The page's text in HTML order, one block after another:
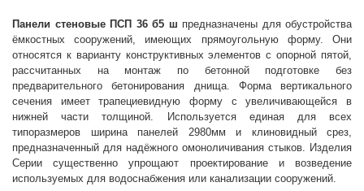
Панели стеновые ПСП 36 б5 ш предназначены для обустройства
ёмкостных сооружений, имеющих прямоугольную форму. Они
относятся к варианту конструктивных элементов с опорной пятой,
рассчитанных на монтаж по бетонной подготовке без
предварительного бетонирования днища. Форма вертикального
сечения имеет трапециевидную форму с увеличивающейся в
нижней части толщиной. Используется единая для всех
типоразмеров ширина панелей 2980мм и клиновидный срез,
предназначенный для надёжного омоноличивания стыков. Изделия
Серии существенно упрощают проектирование и возведение
используемых для водоснабжения или канализации сооружений.